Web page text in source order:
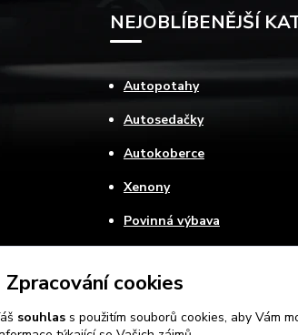
NEJOBLÍBENĚJŠÍ
Autopotahy
Autosedačky
Autokoberce
Xenony
Povinná výbava
Zpracování cookies
souhlass použitím souborů cookies, aby Vám